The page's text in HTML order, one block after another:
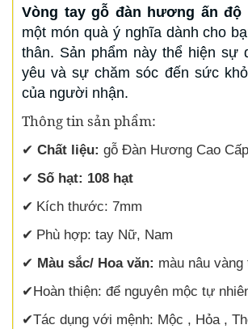
Vòng tay gỗ đàn hương ấn độ
một món quà ý nghĩa dành cho
thân. Sản phẩm này thể hiện sự
yêu và sự chăm sóc đến sức
của người nhận.
Thông tin sản phẩm:
✔ Chất liệu: gỗ Đàn Hương Cao
✔ Số hạt: 108 hạt
✔ Kích thước: 7mm
✔ Phù hợp: tay Nữ, Nam
✔ Màu sắc/ Hoa văn: màu nâu
✔Hoàn thiện: để nguyên mộc tự
✔Tác dụng với mệnh: Mộc , Hỏa ,